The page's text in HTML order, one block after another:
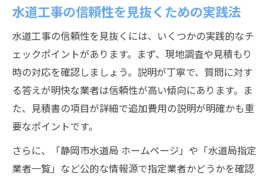
水道工事の信頼性を見抜くための実践法
水道工事の信頼性を見抜くには、いくつかの実践的なチ
ェックポイントがあります。まず、現地調査や見積もり
時の対応を確認しましょう。説明が丁寧で、質問に対す
る答えが明快な業者は信頼性が高い傾向にあります。ま
た、見積書の項目が詳細で追加費用の説明が明確かも重
要なポイントです。
さらに、「静岡市水道局 ホームページ」や「水道局指定
業者一覧」など公的な情報源で指定業者かどうかを確認